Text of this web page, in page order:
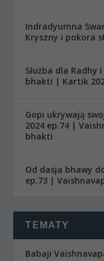
Indradyumna
Kryszny i pokora
Służba dla Radhy
bhakti | Kartik
Gopi ukrywają
2024 ep.74 |
bhakti
Od dasja bhawy
ep.73 |
TEMATY
Babaji